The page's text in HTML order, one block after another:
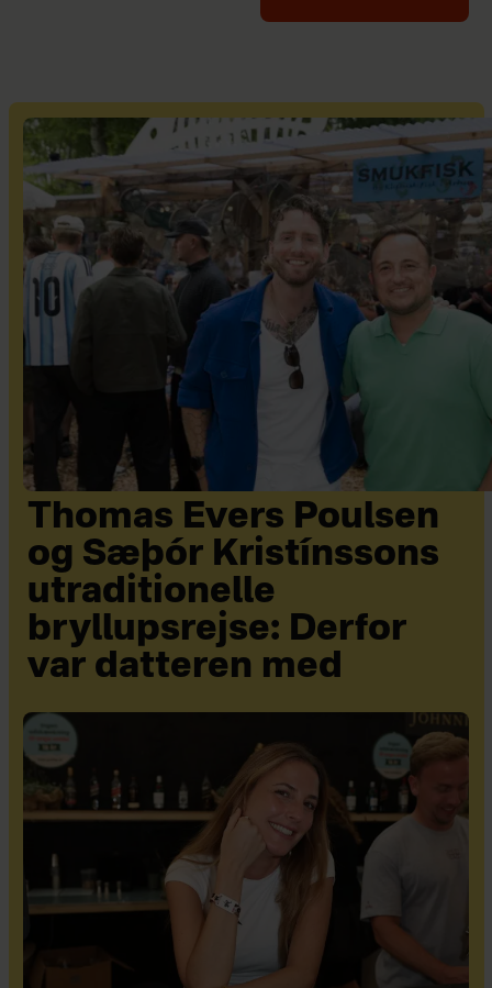
Thomas Evers Poulsen
og Sæþór Kristínssons
utraditionelle
bryllupsrejse: Derfor
var datteren med